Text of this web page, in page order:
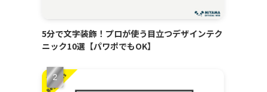
5分で文字装飾！プロが使う目立つデザインテク
ニック10選【パワポでもOK】